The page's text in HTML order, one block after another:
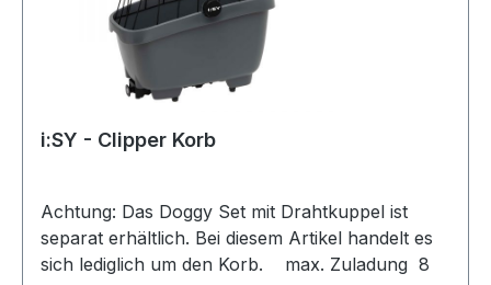
i:SY - Clipper Korb
Achtung: Das Doggy Set mit Drahtkuppel ist
separat erhältlich. Bei diesem Artikel handelt es
sich lediglich um den Korb. max. Zuladung 8